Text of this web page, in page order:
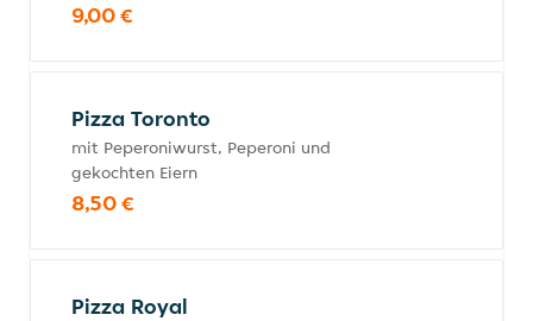
9,00 €
Pizza Toronto
mit Peperoniwurst, Peperoni und
gekochten Eiern
8,50 €
Pizza Royal